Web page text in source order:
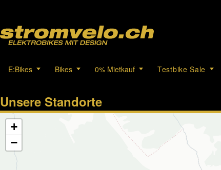
E:Bikes Bikes 0% Mietkauf Testbike Sale
Unsere Standorte
+
−